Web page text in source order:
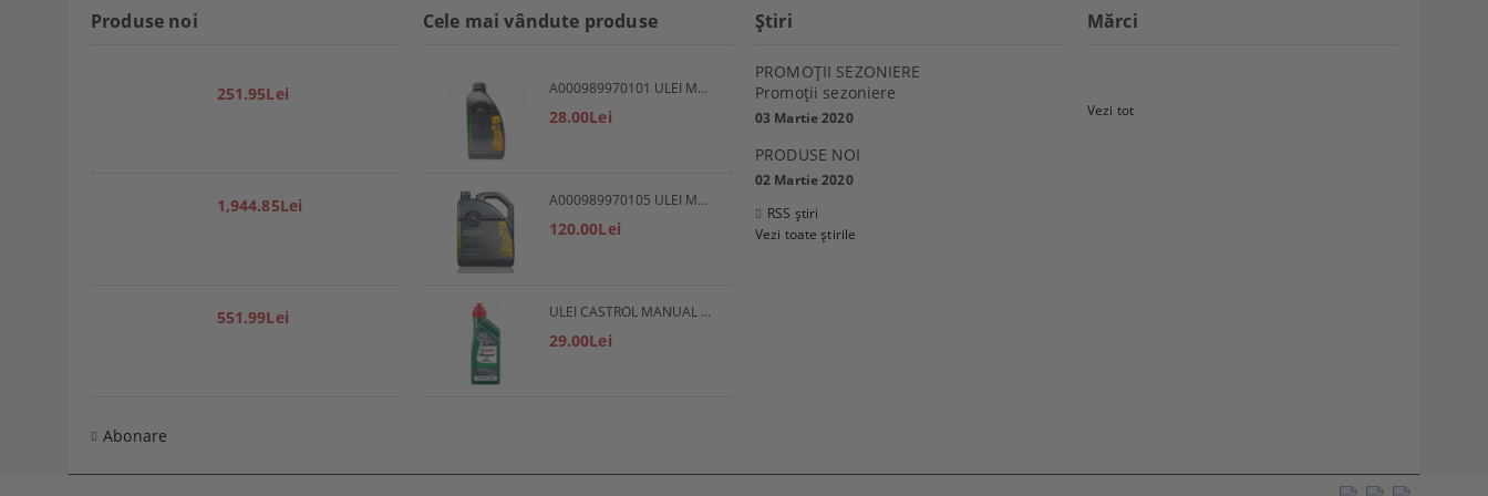
Produse noi
251.95Lei
1,944.85Lei
551.99Lei
Abonare
Cele mai vândute produse
A000989970101 ULEI MOTOR 5W30 1L MERCEDES
28.00Lei
A000989970105 ULEI MOTOR 5W30 5L MERCEDES
120.00Lei
ULEI CASTROL MANUAL EP 80W90
29.00Lei
Ştiri
PROMOŢII SEZONIERE
Promoţii sezoniere
03 Martie 2020
PRODUSE NOI
02 Martie 2020
RSS știri
Vezi toate știrile
Mărci
Vezi tot